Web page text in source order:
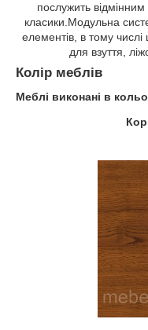
послужить
класики.Модульна
елементів, в тому
для взуття,
Колір меблів
Меблі виконані в